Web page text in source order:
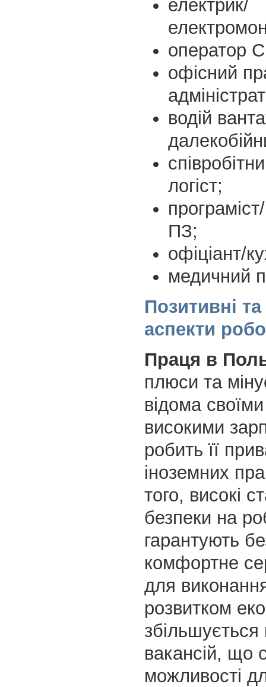
електрик/
оператор
офісний
водій
логіст;
ПЗ;
офіціант/
медичний
Позитивні та
аспекти
Праця в
плюси та
відома
високими
робить її
іноземних
того, високі
безпеки на
гарантують
комфортне
для
розвитком
збільшується
вакансій, що
можливості